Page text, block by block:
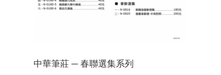
中華筆莊 ─ 春聯選集系列